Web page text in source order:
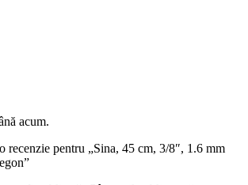
acum.
recenzie pentru „Sina, 45 cm, 3/8″, 1.6 mm